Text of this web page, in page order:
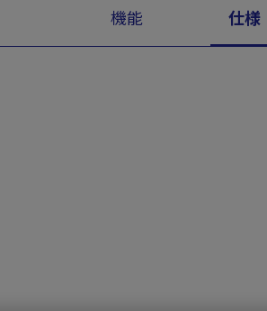
機能 仕様